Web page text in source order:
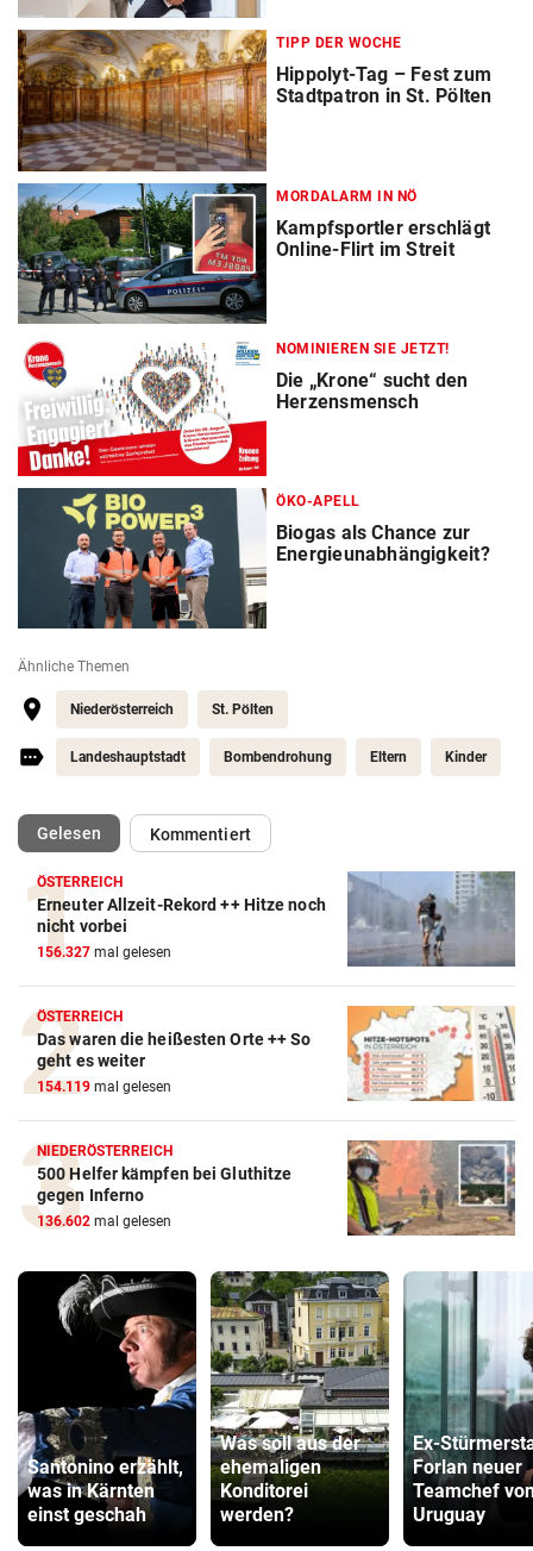
TIPP DER WOCHE
Hippolyt-Tag – Fest zum
Stadtpatron in St. Pölten
MORDALARM IN NÖ
Kampfsportler erschlägt
Online-Flirt im Streit
NOMINIEREN SIE JETZT!
Die „Krone“ sucht den
Herzensmensch
ÖKO-APELL
Biogas als Chance zur
Energieunabhängigkeit?
Ähnliche Themen
Niederösterreich St. Pölten
Landeshauptstadt Bombendrohung Eltern Kinder
Gelesen(ausgewählt)Kommentiert
ÖSTERREICH
Erneuter Allzeit-Rekord ++ Hitze noch
nicht vorbei
156.327 mal gelesen
ÖSTERREICH
Das waren die heißesten Orte ++ So
geht es weiter
154.119 mal gelesen
NIEDERÖSTERREICH
500 Helfer kämpfen bei Gluthitze
gegen Inferno
136.602 mal gelesen
Santonino erzählt,
was in Kärnten
einst geschah
Was soll aus der
ehemaligen
Konditorei
werden?
Ex-
Forlan neuer
Teamchef
Uruguay